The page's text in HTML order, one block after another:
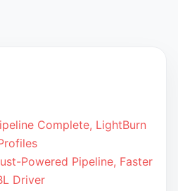
Complete, LightBurn
Powered Pipeline, Faster
Driver